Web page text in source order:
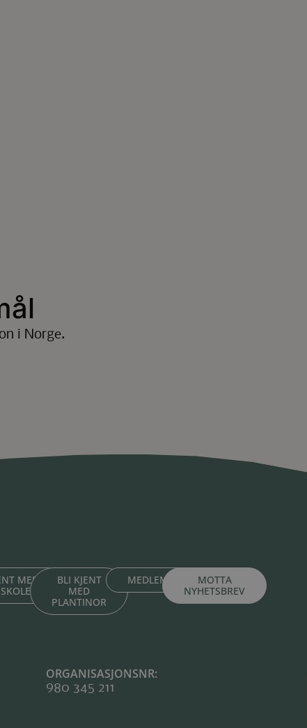
i Norge.
MED
BLI KJENT
MED
PLANTINOR
MEDLEMSPORTALMOTTA
NYHETSBREV
ORGANISASJONSNR:
980 345 211